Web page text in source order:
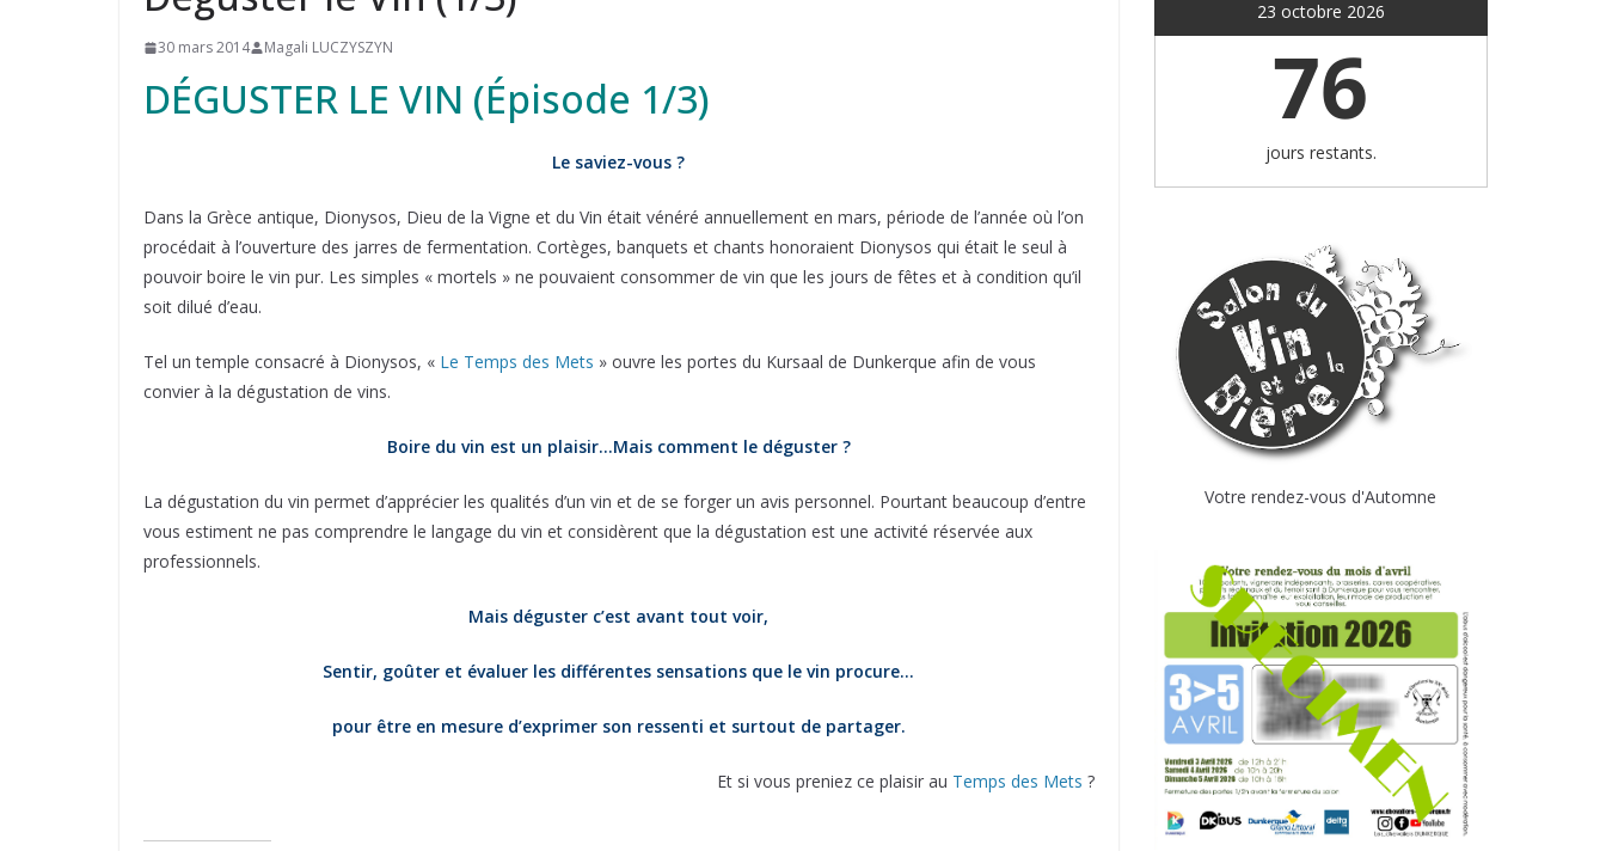
30 mars 2014 Magali LUCZYSZYN
DÉGUSTER LE VIN (Épisode 1/3)
Le saviez-vous ?
Dans la Grèce antique, Dionysos, Dieu de la Vigne et du Vin était vénéré annuellement en mars, période de l’année où l’on
procédait à l’ouverture des jarres de fermentation. Cortèges, banquets et chants honoraient Dionysos qui était le seul à
pouvoir boire le vin pur. Les simples « mortels » ne pouvaient consommer de vin que les jours de fêtes et à condition qu’il
soit dilué d’eau.
Tel un temple consacré à Dionysos, « Le Temps des Mets » ouvre les portes du Kursaal de Dunkerque afin de vous
convier à la dégustation de vins.
Boire du vin est un plaisir…Mais comment le déguster ?
La dégustation du vin permet d’apprécier les qualités d’un vin et de se forger un avis personnel. Pourtant beaucoup d’entre
vous estiment ne pas comprendre le langage du vin et considèrent que la dégustation est une activité réservée aux
professionnels.
Mais déguster c’est avant tout voir,
Sentir, goûter et évaluer les différentes sensations que le vin procure…
pour être en mesure d’exprimer son ressenti et surtout de partager.
Et si vous preniez ce plaisir au Temps des Mets ?
23 octobre 2026
76
jours restants.
Votre rendez-vous d'Automne